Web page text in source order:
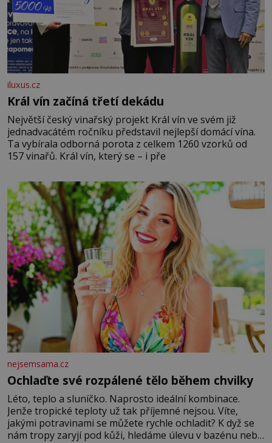
iluxus.cz
Král vín začíná třetí dekádu
Největší český vinařský projekt Král vín ve svém již
jednadvacátém ročníku představil nejlepší domácí vína.
Ta vybírala odborná porota z celkem 1260 vzorků od
157 vinařů. Král vín, který se – i pře
nejsemsama.cz
Ochlaďte své rozpálené tělo během chvilky
Léto, teplo a sluníčko. Naprosto ideální kombinace.
Jenže tropické teploty už tak příjemné nejsou. Víte,
jakými potravinami se můžete rychle ochladit? K dyž se
nám tropy zaryjí pod kůži, hledáme úlevu v bazénu nebo